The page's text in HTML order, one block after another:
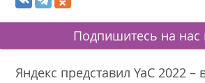
Подпишитесь на нас
Яндекс представил YaC 2022 –